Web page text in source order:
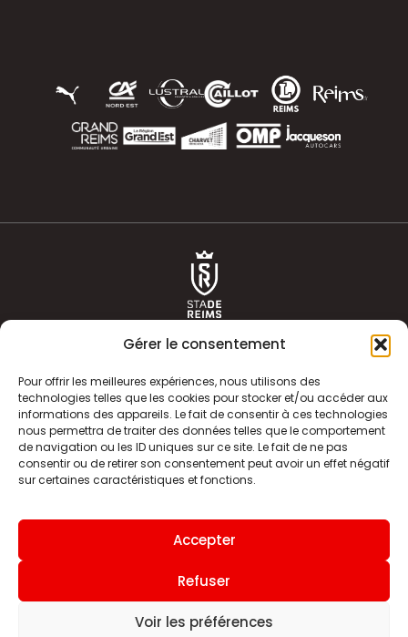
Gérer le consentement
Pour offrir les meilleures expériences, nous utilisons des
technologies telles que les cookies pour stocker et/ou accéder aux
informations des appareils. Le fait de consentir à ces technologies
nous permettra de traiter des données telles que le comportement
de navigation ou les ID uniques sur ce site. Le fait de ne pas
consentir ou de retirer son consentement peut avoir un effet négatif
sur certaines caractéristiques et fonctions.
Accepter
Refuser
Voir les préférences
ACTUALITÉS
CLUB
BOUTIQUE
HISTOIRE
ÉQUIPE PREMIERE
INFOS ET CONTACT